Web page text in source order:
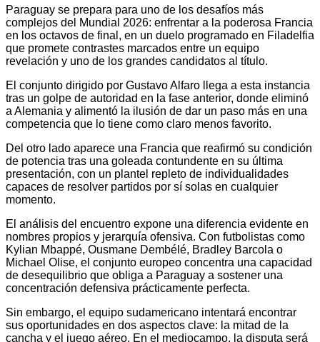
Paraguay se prepara para uno de los desafíos más
complejos del Mundial 2026: enfrentar a la poderosa Francia
en los octavos de final, en un duelo programado en Filadelfia
que promete contrastes marcados entre un equipo
revelación y uno de los grandes candidatos al título.
El conjunto dirigido por Gustavo Alfaro llega a esta instancia
tras un golpe de autoridad en la fase anterior, donde eliminó
a Alemania y alimentó la ilusión de dar un paso más en una
competencia que lo tiene como claro menos favorito.
Del otro lado aparece una Francia que reafirmó su condición
de potencia tras una goleada contundente en su última
presentación, con un plantel repleto de individualidades
capaces de resolver partidos por sí solas en cualquier
momento.
El análisis del encuentro expone una diferencia evidente en
nombres propios y jerarquía ofensiva. Con futbolistas como
Kylian Mbappé, Ousmane Dembélé, Bradley Barcola o
Michael Olise, el conjunto europeo concentra una capacidad
de desequilibrio que obliga a Paraguay a sostener una
concentración defensiva prácticamente perfecta.
Sin embargo, el equipo sudamericano intentará encontrar
sus oportunidades en dos aspectos clave: la mitad de la
cancha y el juego aéreo. En el mediocampo, la disputa será